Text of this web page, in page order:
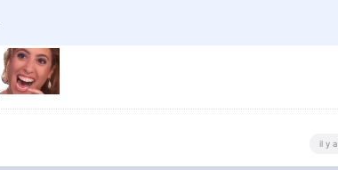
il y